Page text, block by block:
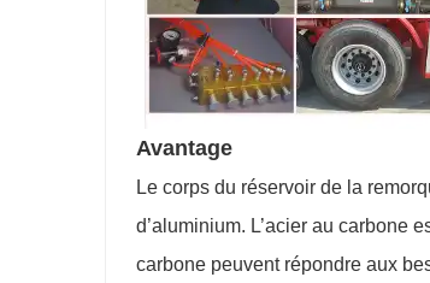
Avantage
Le corps du réservoir de la
d’aluminium. L’acier au carbone
carbone peuvent répondre aux